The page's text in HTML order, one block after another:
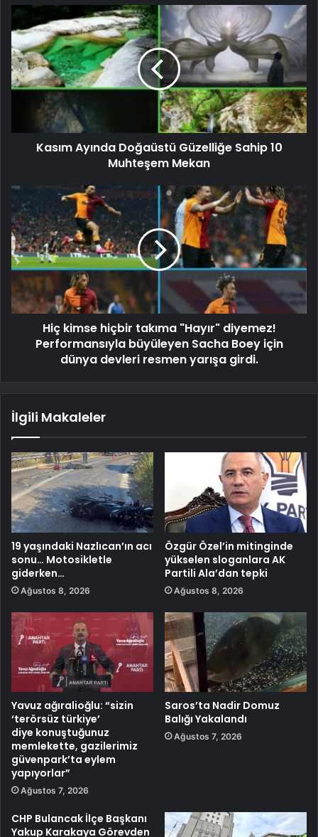
Kasım Ayında Doğaüstü Güzelliğe Sahip 10
Muhteşem Mekan
Hiç kimse hiçbir takıma "Hayır" diyemez!
Performansıyla büyüleyen Sacha Boey için
dünya devleri resmen yarışa girdi.
İlgili Makaleler
19 yaşındaki Nazlıcan’ın acı
sonu… Motosikletle
giderken…
Ağustos 8, 2026
Özgür Özel’in mitinginde
yükselen sloganlara AK
Partili Ala’dan tepki
Ağustos 8, 2026
Yavuz ağıralioğlu: “sizin
‘terörsüz türkiye’
diye konuştuğunuz
memlekette, gazilerimiz
güvenpark’ta eylem
yapıyorlar”
Ağustos 7, 2026
Saros’ta Nadir Domuz
Balığı Yakalandı
Ağustos 7, 2026
CHP Bulancak İlçe Başkanı
Yakup Karakaya Görevden